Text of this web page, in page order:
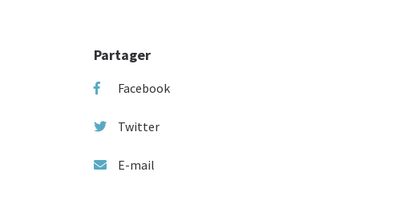
Partager
Facebook
Twitter
E-mail